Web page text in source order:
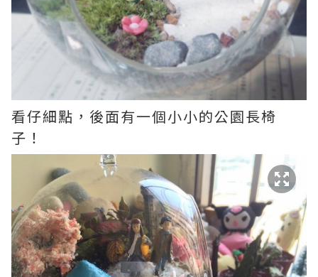
看仔細點，後面有一個小小的公園長椅
子！